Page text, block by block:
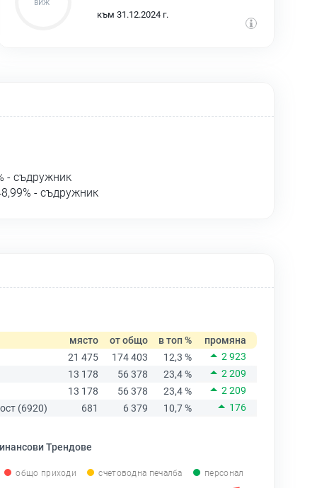
към 31.12.2024 г.
- съдружник
- съдружник
място от общо в топ %
промяна
21 475
174 403 12,3 %
2 923
13 178
56 378 23,4 %
2 209
13 178
56 378 23,4 %
2 209
(6920)
681 6 379 10,7 % 176
Трендове
общо приходи счетоводна печалба персонал